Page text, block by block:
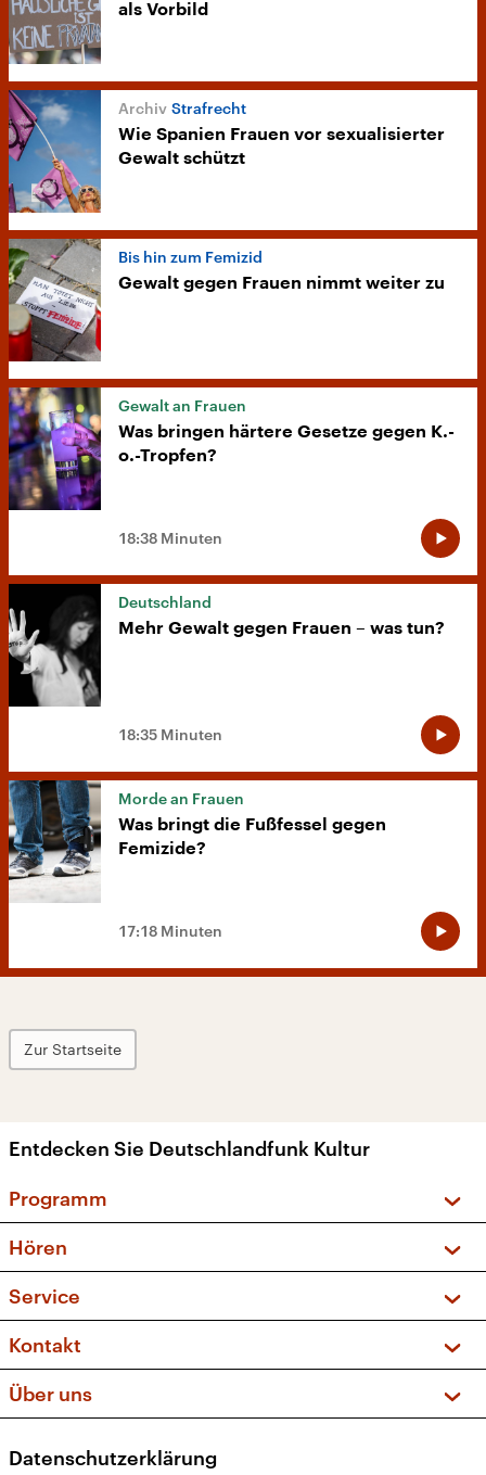
als Vorbild
Strafrecht
Wie Spanien Frauen vor sexualisierter
Gewalt schützt
Bis hin zum Femizid
Gewalt gegen Frauen nimmt weiter zu
Gewalt an Frauen
Was bringen härtere Gesetze gegen K.-
o.-Tropfen?
18:38 Minuten
Deutschland
Mehr Gewalt gegen Frauen – was tun?
18:35 Minuten
Morde an Frauen
Was bringt die Fußfessel gegen
Femizide?
17:18 Minuten
Zur Startseite
Entdecken Sie Deutschlandfunk Kultur
Programm
Sendungen und Podcasts
Musikliste
Kakadu – Das Kinderprogramm
Hören
Frequenzen (UKW + DAB+)
Service
FAQ
Apps
Newsletter
Kontakt
Social Media
Über uns
Presse
Datenschutzerklärung